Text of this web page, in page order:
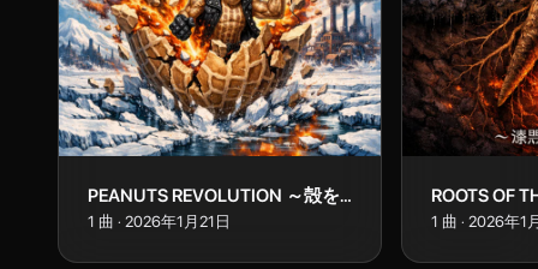
PEANUTS REVOLUTION ～殻を破れ！～
1 曲 · 2026年1月21日 1 曲 · 2026年1